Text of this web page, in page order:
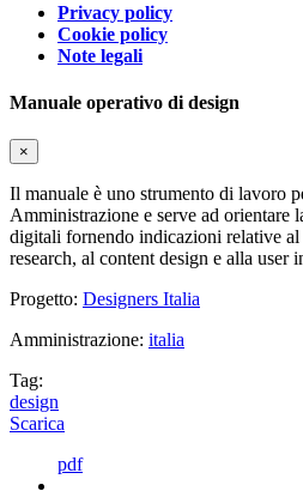
Privacy policy
Cookie policy
Note legali
Manuale operativo di design
×
Il manuale è uno strumento di lavoro
Amministrazione e serve ad orientare
digitali fornendo indicazioni relative al
research, al content design e alla user
Progetto: Designers Italia
Amministrazione: italia
Tag:
design
Scarica
pdf